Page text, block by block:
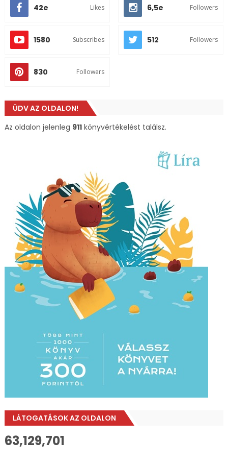
42e Likes 6,5e Followers
1580 Subscribes 512 Followers
830 Followers
ÜDV AZ OLDALON!
Az oldalon jelenleg 911könyvértékelést találsz.
LÁTOGATÁSOK AZ OLDALON
63,129,701